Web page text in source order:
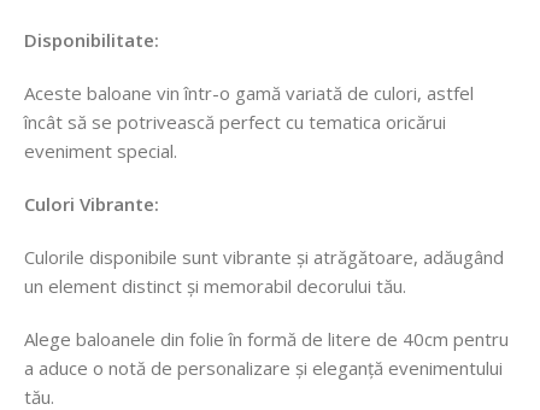
Disponibilitate:
Aceste baloane vin într-o gamă variată de culori, astfel
încât să se potrivească perfect cu tematica oricărui
eveniment special.
Culori Vibrante:
Culorile disponibile sunt vibrante și atrăgătoare, adăugând
un element distinct și memorabil decorului tău.
Alege baloanele din folie în formă de litere de 40cm pentru
a aduce o notă de personalizare și eleganță evenimentului
tău.